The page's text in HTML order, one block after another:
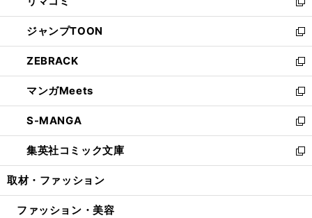
開
く
ウ
で
開
く
ィ
ン
ド
ウ
で
開
く
い
ウ
ィ
ン
ド
ウ
で
開
く
新
し
い
ウ
ィ
ン
ド
ウ
で
開
く
ジャンプTOON
新
し
い
ウ
ィ
ン
ド
ウ
で
開
ZEBRACK
新
し
い
ウ
ィ
ン
ド
ウ
開
マンガMeets
新
し
い
ウ
ィ
ン
ウ
S-MANGA
新
し
い
ウ
ン
集英社コミック文庫
新
し
ウ
取材・ファッション
ファッション・美容